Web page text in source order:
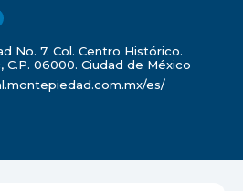
No. 7. Col. Centro Histórico.
C.P. 06000. Ciudad de México
es/